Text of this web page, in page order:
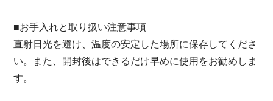
■お手入れと取り扱い注意事項
直射日光を避け、温度の安定した場所に保存してくださ
い。また、開封後はできるだけ早めに使用をお勧めしま
す。